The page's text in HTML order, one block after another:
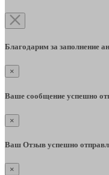
Благодарим за заполнение
×
Ваше сообщение успешно
×
Ваш Отзыв успешно
×